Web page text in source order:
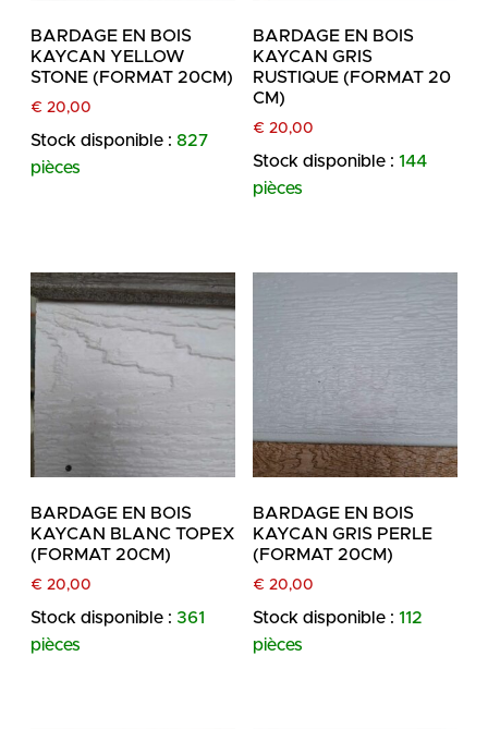
BARDAGE EN BOIS
KAYCAN YELLOW
STONE (FORMAT 20CM)
€ 20,00
Stock disponible : 827
pièces
BARDAGE EN BOIS
KAYCAN GRIS
RUSTIQUE (FORMAT 20
CM)
€ 20,00
Stock disponible : 144
pièces
BARDAGE EN BOIS
KAYCAN BLANC TOPEX
(FORMAT 20CM)
€ 20,00
Stock disponible : 361
pièces
BARDAGE EN BOIS
KAYCAN GRIS PERLE
(FORMAT 20CM)
€ 20,00
Stock disponible : 112
pièces